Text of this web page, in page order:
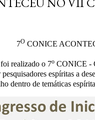
7OCONICE
realizado o 7o CONICE -
espíritas a
dentro de temáticas